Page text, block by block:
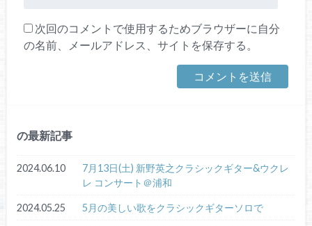
次回のコメントで使用するためブラウザーに自分
の名前、メールアドレス、サイトを保存する。
の最新記事
2024.06.10
7月13日(土) 新野英之クラシックギター&ウクレ
レ コンサート＠浦和
2024.05.25 5月の美しい歌をクラシックギターソロで